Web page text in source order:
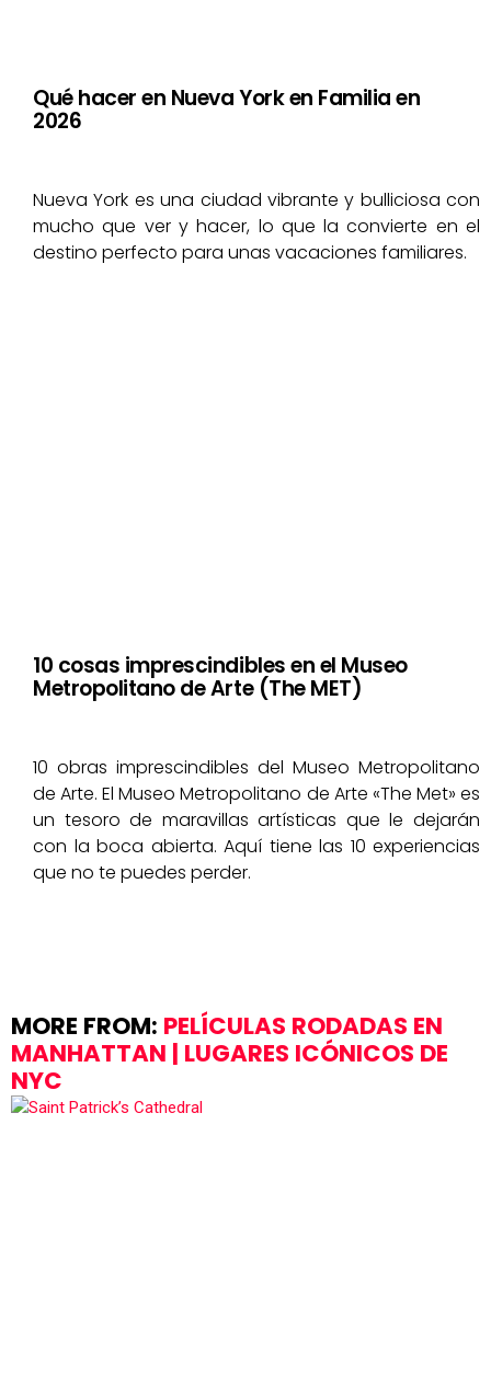
Qué hacer en Nueva York en Familia en
2026
Nueva York es una ciudad vibrante y bulliciosa con
mucho que ver y hacer, lo que la convierte en el
destino perfecto para unas vacaciones familiares.
10 cosas imprescindibles en el Museo
Metropolitano de Arte (The MET)
10 obras imprescindibles del Museo Metropolitano
de Arte. El Museo Metropolitano de Arte «The Met» es
un tesoro de maravillas artísticas que le dejarán
con la boca abierta. Aquí tiene las 10 experiencias
que no te puedes perder.
MORE FROM: PELÍCULAS RODADAS EN
MANHATTAN | LUGARES ICÓNICOS DE
NYC